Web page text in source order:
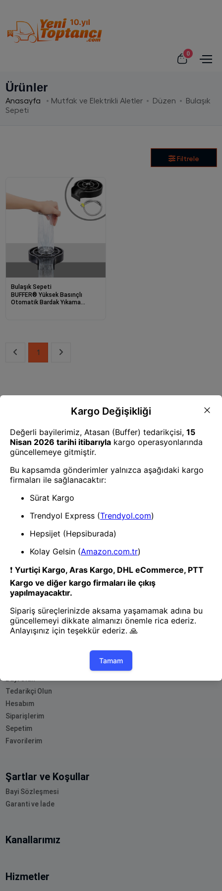
0
Ürünler
Anasayfa Mutfak ve Elektrikli Aletler Düzen
Bulaşık
Sepeti
Filtrele
Bulaşık Sepeti
BUFFER® Yüksek Basınçlı
Otomatik Bardak Yıkama
1
- Yenilik ve hızı keşfedin, işinizi
App Store Google Play
Hakkımızda
Akademi
Bilgi Merkezi
Yete Import
Yol Haritamız
Bayi Olun
Tedarikçi Olun
Hesabım
Siparişlerim
Sepetim
Favorilerim
Şartlar ve Koşullar
Bayi Sözleşmesi
Garanti ve İade
Kanallarımız
Hizmetler